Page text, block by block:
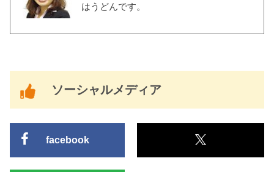
はうどんです。
ソーシャルメディア
facebook